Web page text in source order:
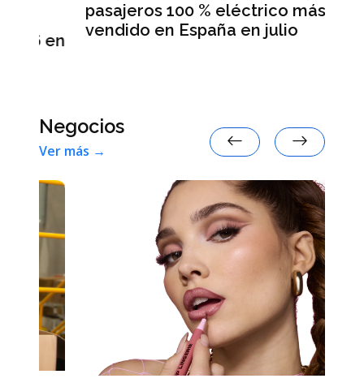
pasajeros 100 % eléctrico más
vendido en España en julio
Negocios
Ver más →